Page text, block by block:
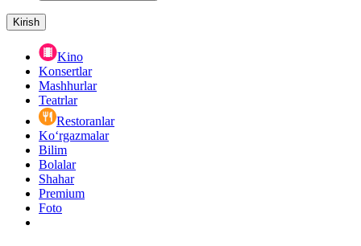
Kirish
Kino
Konsertlar
Mashhurlar
Teatrlar
Restoranlar
Ko‘rgazmalar
Bilim
Bolalar
Shahar
Premium
Foto